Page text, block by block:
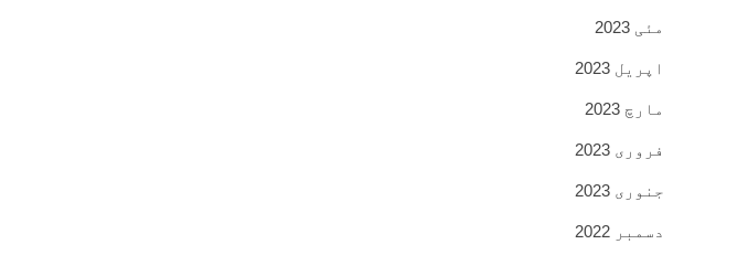
مئی 2023
اپریل 2023
مارچ 2023
فروری 2023
جنوری 2023
دسمبر 2022